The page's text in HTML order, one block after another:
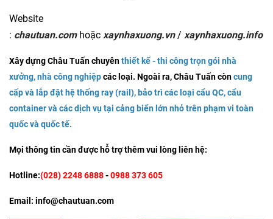
Website
: chautuan.comhoặc xaynhaxuong.vn/ xaynhaxuong.info
Xây dựng Châu Tuấn chuyênthiết kế - thi công trọn gói nhà
xưởng, nhà công nghiệpcác loại. Ngoài ra, Châu Tuấn còncung
cấp và lắp đặt hệ thống ray (rail), bảo trì các loại cẩu QC, cẩu
containervà các dịch vụ tại cảng biển lớn nhỏ trên phạm vi toàn
quốc và quốc tế.
Mọi thông tin cần được hỗ trợ thêm vui lòng liên hệ:
Hotline:(028) 2248 6888-0988 373 605
Email: info@chautuan.com